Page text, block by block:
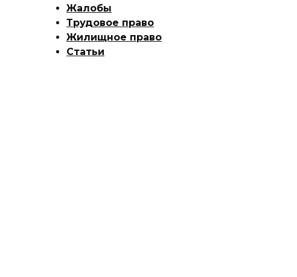
Жалобы
Трудовое право
Жилищное право
Статьи